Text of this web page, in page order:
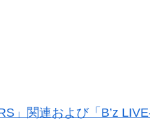
」関連および「B’z